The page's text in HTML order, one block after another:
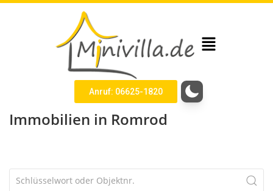
Anruf: 06625-1820
Immobilien in Romrod